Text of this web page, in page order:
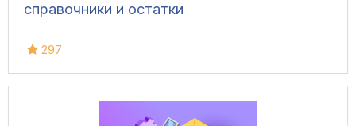
справочники и остатки
297